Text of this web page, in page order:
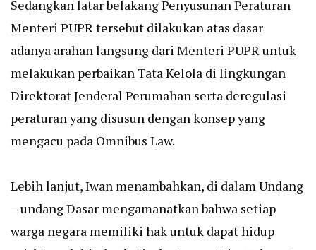
Sedangkan latar belakang Penyusunan Peraturan
Menteri PUPR tersebut dilakukan atas dasar
adanya arahan langsung dari Menteri PUPR untuk
melakukan perbaikan Tata Kelola di lingkungan
Direktorat Jenderal Perumahan serta deregulasi
peraturan yang disusun dengan konsep yang
mengacu pada Omnibus Law.
Lebih lanjut, Iwan menambahkan, di dalam Undang
– undang Dasar mengamanatkan bahwa setiap
warga negara memiliki hak untuk dapat hidup